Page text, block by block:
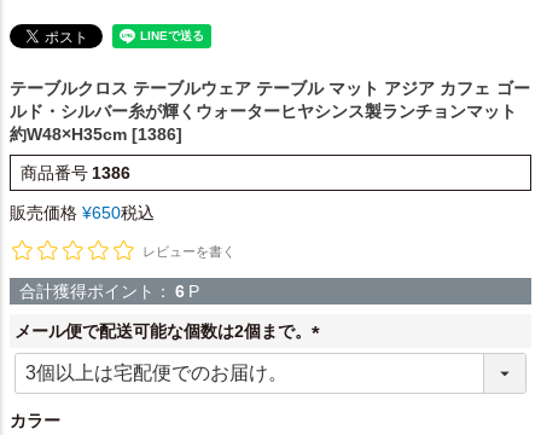
テーブルクロス テーブルウェア テーブル マット アジア カフェ ゴー
ルド・シルバー糸が輝くウォーターヒヤシンス製ランチョンマット
約W48×H35cm [1386]
商品番号 1386
販売価格 ¥650税込
レビューを書く
合計獲得ポイント： 6 P
メール便で配送可能な個数は2個まで。
(
カラー